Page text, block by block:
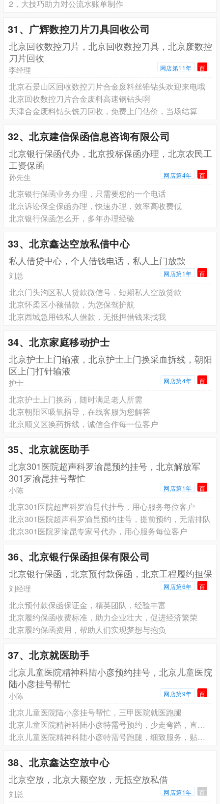
2，大技巧助力对公流水账单制作
31、广辉数控刀片刀具回收公司
北京回收数控刀片，北京回收数控刀具，北京废数控
刀片回收
李经理 网店第11年 百
北京石景山区回收数控刀片合金废料丝锥钻头欢迎来电哦
北京回收数控刀片合金废料高速钢钻头啊
天津合金废料钻头铣刀回收，免费上门估价，当场结算
32、北京建信保函信息咨询有限公司
北京银行保函代办，北京投标保函办理，北京农民工
工资保函
孙先生 网店第4年 百
北京银行保函业务办理，只需要您的一个电话
北京诉讼保全保函办理，快速办理，效率高收费低
北京银行保函怎么开，多年办理经验
33、北京鑫达空放私借中心
私人借贷中心，个人借钱电话，私人上门放款
刘总 网店第1年 百
北京门头沟区私人贷款微信号，短期私人空放贷款
北京怀柔区小额借款，为您保驾护航
北京西城急用钱私人借款，无抵押借钱来找我
34、北京家庭移动护士
北京护士上门输液，北京护士上门换采血拆线，朝阳
区上门打针输液
护士 网店第4年 百
北京护士上门换药，随时满足老人所需
北京朝阳区吸氧指导，在线客服为您解答
北京顺义区换药拆线，诚信合作每一位客户
35、北京就医助手
北京301医院超声科罗渝昆预约挂号，北京解放军
301罗渝昆挂号帮忙
小陈 网店第1年 百
北京301医院超声科罗渝昆代挂号，用心服务每位客户
北京301医院超声科罗渝昆预约挂号，提前预约，无需排队
北京301医院罗渝昆专家号代办，用心服务每位客户
36、北京银行保函担保有限公司
北京银行保函，北京预付款保函，北京工程履约担保
刘经理 网店第6年 百
北京预付款保函保证金，精英团队，经验丰富
北京履约保函收费标准，助力企业壮大，促进经济繁荣
北京履约保函费用，帮助人们实现梦想与抱负
37、北京就医助手
北京儿童医院精神科陆小彦预约挂号，北京儿童医院
陆小彦挂号帮忙
小陈 网店第9年 百
北京儿童医院陆小彦挂号帮忙，三甲医院就医跑腿
北京儿童医院精神科陆小彦特需号预约，少走弯路，直接找专家
北京儿童医院精神科陆小彦特需号跑腿，细致服务，贴心更放心
38、北京鑫达空放中心
北京空放，北京大额空放，无抵空放私借
刘总 网店第1年 百